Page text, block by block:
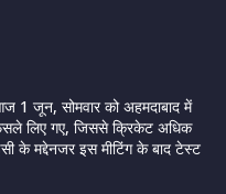
जून, सोमवार को अहमदाबाद में
लिए गए, जिससे क्रिकेट अधिक
के मद्देनजर इस मीटिंग के बाद टेस्ट